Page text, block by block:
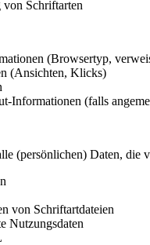
von Schriftarten
(Browsertyp,
(Ansichten, Klicks)
Informationen (falls
(persönlichen) Daten, die
von Schriftartdateien
Nutzungsdaten